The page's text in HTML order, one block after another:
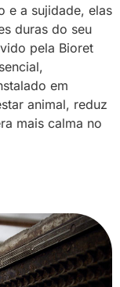
e a sujidade, elas
duras do seu
pela Bioret
em
animal, reduz
mais calma no